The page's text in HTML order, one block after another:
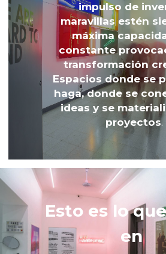
impulso de
maravillas estén
máxima
constante
transformación
Espacios donde se
haga, donde se
ideas y se
proyectos.
Esto es lo
en